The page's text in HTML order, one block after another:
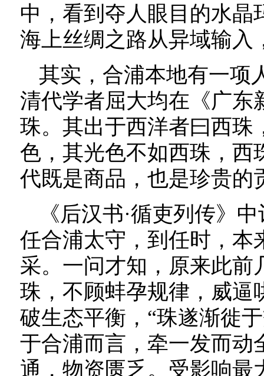
中，看到夺人眼目的水
海上丝绸之路从异域输入
其实，合浦本地有一项
清代学者屈大均在《广东
珠。其出于西洋者曰西珠
色，其光色不如西珠，西
代既是商品，也是珍贵的
《后汉书·循吏列传》
任合浦太守，到任时，本
采。一问才知，原来此前
珠，不顾蚌孕规律，威逼
破生态平衡，“珠遂渐徙
于合浦而言，牵一发而动
通，物资匮乏。受影响最